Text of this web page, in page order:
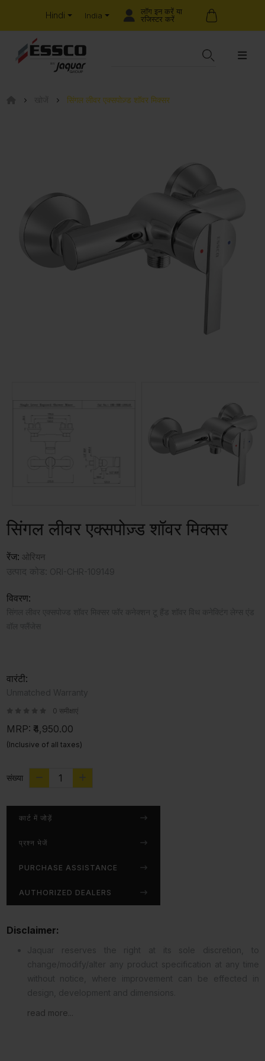
Hindi India
लॉग इन करें या
रजिस्टर करें
सिंगल लीवर एक्सपोज़्ड शॉवर मिक्सर
सिंगल लीवर एक्सपोज़्ड शॉवर मिक्सर
रेंज: ओरियन
विवरण:
वारंटी:
0 समीक्षाएं
MRP: ₹4,950.00
(Inclusive of all taxes)
संख्या
कार्ट में जोड़ें
प्रश्न भेजें
PURCHASE ASSISTANCE
AUTHORIZED DEALERS
Disclaimer:
read more...